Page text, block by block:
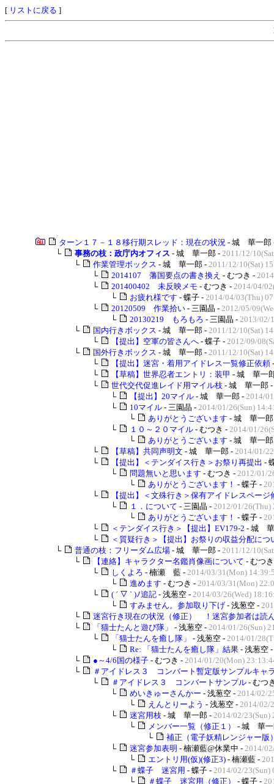
[ リストに戻る ]
ターン１７－１８移行期スレッド：現在の状況 - 城 華一郎
└
事務の枝：政庁内オフィス - 城 華一郎 - 2011/12/
└
作業管理ボックス - 城 華一郎 - 2011/12/10(Sat)
└
2014107 藩国要点の書き換え - むつき -
└
201400402 未反映メモ - むつき - 2014/04/
└
お疲れ様です - 蝶子 - 2014/04/03(Thu)
└
20120509 作業拾い - 三園晶 - 2012/05/
└
20130219 もろもろ - 三園晶 - 2013/02/
└
国内行きボックス - 城 華一郎 - 2011/12/10(Sat)
└
【提出】空軍の皆さんへ - 蝶子 - 2012/09/
└
国外行きボックス - 城 華一郎 - 2011/12/10(Sat)
└
【提出】迷宮・着用アイドレス一覧修正依頼
└
【草稿】世界忍者エントリ：装甲 - 城 華一
└
世代交代促進レイド用マイル枝 - 城 華一郎 -
└
【提出】20マイル - 城 華一郎 - 2014/
└
10マイル - 三園晶 - 2014/01/26(Sun)
└
ありがとうございます - 城 華一
└
１０～２０マイル - むつき - 2014/01/
└
ありがとうございます - 城 華一
└
【草稿】共同声明文 - 城 華一郎 - 2014/01/
└
【提出】＜テンダイス行き＞お祭り再提出 -
└
問題無いと思います - むつき - 2012/01/
└
ありがとうございます！ - 蝶子 -
└
【提出】＜文殊行き＞保有アイドレスページ
└
１．について - 三園晶 - 2012/01/26(Thu)
└
ありがとうございます！ - 蝶子 -
└
＜テンダイス行き＞【提出】EV179-2 - 城
└
＜質疑行き＞【提出】お祭りの収益分配につ
└
普通の枝：フリーダム広場 - 城 華一郎 - 2011/12/
└
【連絡】キャラクター名鑑肖像画について - むつ
└
しくよろ - 楠瀬 藍 - 2014/03/31(Mon)
└
進めます - むつき - 2014/03/31(Mon)
└
( ´ ▽ ` )ﾉ追記 - 浅葱空 - 2014/03/26(Wed)
└
すみません。参加取り下げ - 浅葱空 -
└
迷宮行き現在の状況（修正） ！迷宮参加者は読
└
「猫士たんと遊び隊」 - 浅葱空 - 2014/01/26(Sun)
└
「猫士たんを癒し隊」 - 浅葱空 - 2014/01/
└
Re: 「猫士たんを癒し隊」結果 - 浅葱空 -
└
●～4/6国の様子 - むつき - 2014/01/20(Mon)
└
＃アイドレス３ コンバート暫定版サンプルキャ
└
＃アイドレス３ コンバートサンプル - むつ
└
めいきゅーさんかー - 浅葱空 - 2014/02/
└
えんとりーよう - 浅葱空 - 2014/02/
└
迷宮用枝 - 城 華一郎 - 2014/02/23(Sun)
└
メンバー一覧（修正１）
- 城 華
└
補正（電子妖精レンジャー版
└
迷宮参加表明 - 楠瀬藍@休業中 - 2014/
└
エントリ用(仮)(修正3) - 楠瀬藍 -
└
＃蝶子 迷宮用 - 蝶子 - 2014/02/23(Sun)
└
＃蝶子 迷宮用（修正） - 蝶子 -